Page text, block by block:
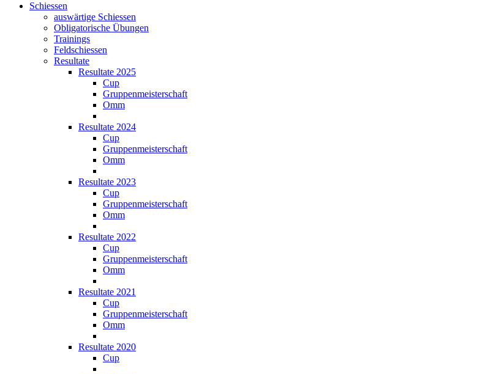
Schiessen
auswärtige Schiessen
Obligatorische Übungen
Trainings
Feldschiessen
Resultate
Resultate 2025
Cup
Gruppenmeisterschaft
Omm
Resultate 2024
Cup
Gruppenmeisterschaft
Omm
Resultate 2023
Cup
Gruppenmeisterschaft
Omm
Resultate 2022
Cup
Gruppenmeisterschaft
Omm
Resultate 2021
Cup
Gruppenmeisterschaft
Omm
Resultate 2020
Cup